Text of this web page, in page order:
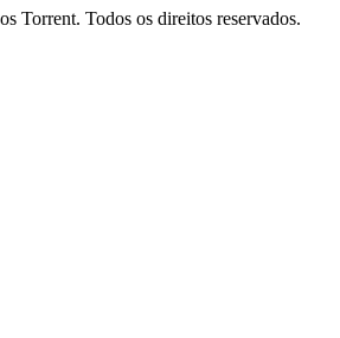
Torrent. Todos os direitos reservados.